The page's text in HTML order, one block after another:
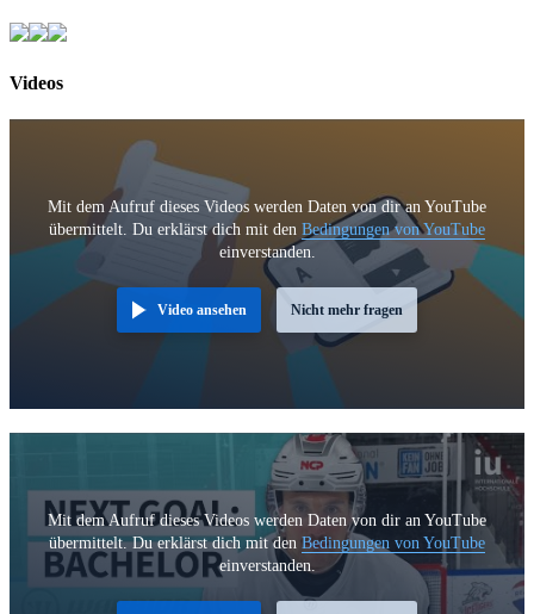
Videos
Mit dem Aufruf dieses Videos werden Daten von dir an YouTube
übermittelt. Du erklärst dich mit den Bedingungen von YouTube
einverstanden.
Video ansehen Nicht mehr fragen
Mit dem Aufruf dieses Videos werden Daten von dir an YouTube
übermittelt. Du erklärst dich mit den Bedingungen von YouTube
einverstanden.